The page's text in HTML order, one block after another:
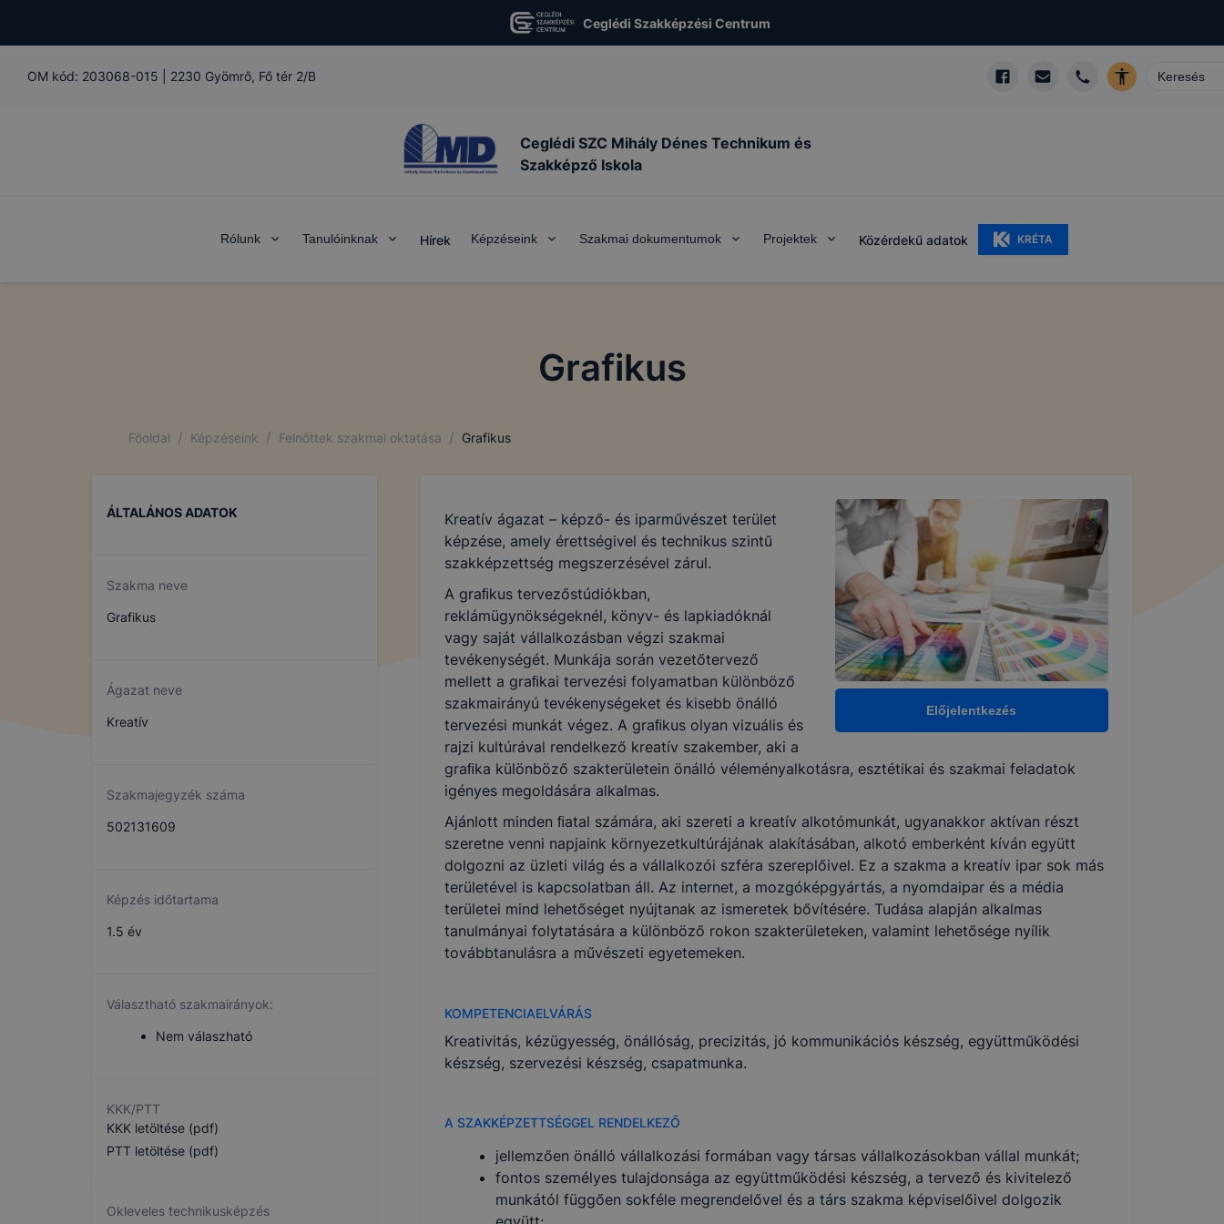
Ceglédi Szakképzési Centrum
OM kód: 203068-015 2230 Gyömrő, Fő tér 2/B
Ceglédi SZC Mihály Dénes Technikum és
Szakképző Iskola
Rólunk Tanulóinknak Hírek Képzéseink Szakmai dokumentumok Projektek Közérdekű adatok KRÉTA
Grafikus
Főoldal / Képzéseink / Felnőttek szakmai oktatása / Grafikus
ÁLTALÁNOS ADATOK
Szakma neve
Grafikus
Ágazat neve
Kreatív
Szakmajegyzék száma
502131609
Képzés időtartama
1.5 év
Választható szakmairányok:
Nem válaszható
KKK/PTT
KKK letöltése (pdf)
PTT letöltése (pdf)
Okleveles technikusképzés
Előjelentkezés
Kreatív ágazat – képző- és iparművészet terület
képzése, amely érettségivel és technikus szintű
szakképzettség megszerzésével zárul.
A graﬁkus tervezőstúdiókban,
reklámügynökségeknél, könyv- és lapkiadóknál
vagy saját vállalkozásban végzi szakmai
tevékenységét. Munkája során vezetőtervező
mellett a graﬁkai tervezési folyamatban különböző
szakmairányú tevékenységeket és kisebb önálló
tervezési munkát végez. A graﬁkus olyan vizuális és
rajzi kultúrával rendelkező kreatív szakember, aki a
graﬁka különböző szakterületein önálló véleményalkotásra, esztétikai és szakmai feladatok
igényes megoldására alkalmas.
Ajánlott minden ﬁatal számára, aki szereti a kreatív alkotómunkát, ugyanakkor aktívan részt
szeretne venni napjaink környezetkultúrájának alakításában, alkotó emberként kíván együtt
dolgozni az üzleti világ és a vállalkozói szféra szereplőivel. Ez a szakma a kreatív ipar sok más
területével is kapcsolatban áll. Az internet, a mozgóképgyártás, a nyomdaipar és a média
területei mind lehetőséget nyújtanak az ismeretek bővítésére. Tudása alapján alkalmas
tanulmányai folytatására a különböző rokon szakterületeken, valamint lehetősége nyílik
továbbtanulásra a művészeti egyetemeken.
KOMPETENCIAELVÁRÁS
Kreativitás, kézügyesség, önállóság, precizitás, jó kommunikációs készség, együttműködési
készség, szervezési készség, csapatmunka.
A SZAKKÉPZETTSÉGGEL RENDELKEZŐ
jellemzően önálló vállalkozási formában vagy társas vállalkozásokban vállal munkát;
fontos személyes tulajdonsága az együttműködési készség, a tervező és kivitelező
munkától függően sokféle megrendelővel és a társ szakma képviselőivel dolgozik